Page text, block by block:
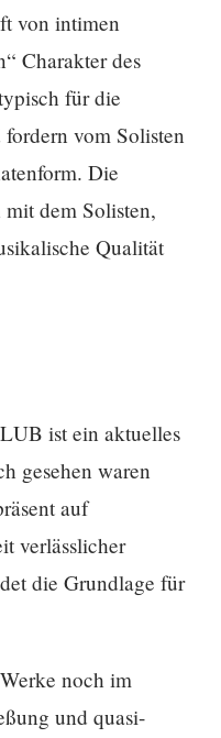
von intimen
Charakter des
für die
vom Solisten
Die
dem Solisten,
Qualität
ist ein aktuelles
gesehen waren
auf
verlässlicher
die Grundlage für
noch im
und quasi-